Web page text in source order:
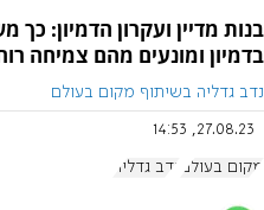
בנות מדיין ועקרון הדמיון: כך
בדמיון ומונעים מהם צמיחה
נדב גדליה בשיתוף מקום בעולם
27.08.23, 14:53
מקום בעולם נדב גדליה